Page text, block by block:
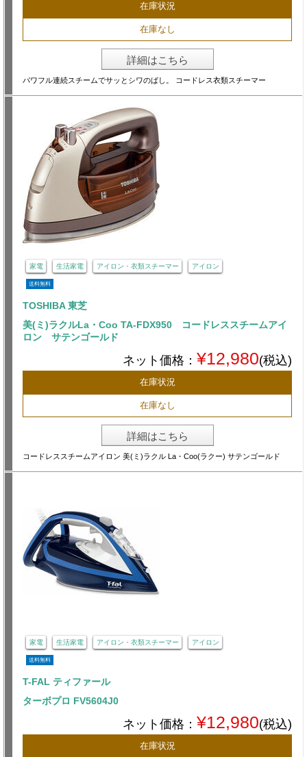
在庫状況
在庫なし
詳細はこちら
パワフル連続スチームでサッとシワのばし。 コードレス衣類スチーマー
家電 生活家電 アイロン・衣類スチーマー アイロン
送料無料
TOSHIBA 東芝
美(ミ)ラクルLa・Coo TA-FDX950 コードレススチームアイ
ロン サテンゴールド
ネット価格： ¥12,980(税込)
在庫状況
在庫なし
詳細はこちら
コードレススチームアイロン 美(ミ)ラクル La・Coo(ラクー) サテンゴールド
家電 生活家電 アイロン・衣類スチーマー アイロン
送料無料
T-FAL ティファール
ターボプロ FV5604J0
ネット価格： ¥12,980(税込)
在庫状況